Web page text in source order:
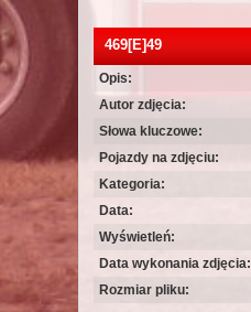
469[E]49
Opis:
Autor zdjęcia:
Słowa kluczowe:
Pojazdy na zdjęciu:
Kategoria:
Data:
Wyświetleń:
Data wykonania zdjęcia:
Rozmiar pliku: